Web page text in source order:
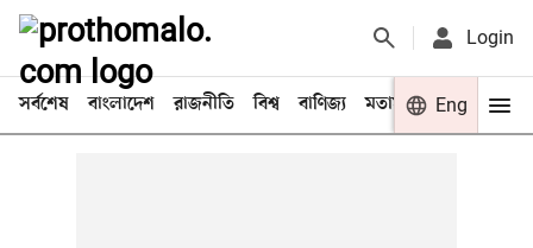
Login
সর্বশেষ বাংলাদেশ রাজনীতি বিশ্ব বাণিজ্য মতামত খেলা
Eng